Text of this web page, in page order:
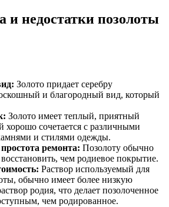
и недостатки позолоты
Золото придает серебру
и благородный вид, который
Золото имеет теплый, приятный
хорошо сочетается с различными
и стилями одежды.
ремонта: Позолоту обычно
чем родиевое покрытие.
Раствор используемый для
обычно имеет более низкую
родия, что делает позолоченное
чем родированное.